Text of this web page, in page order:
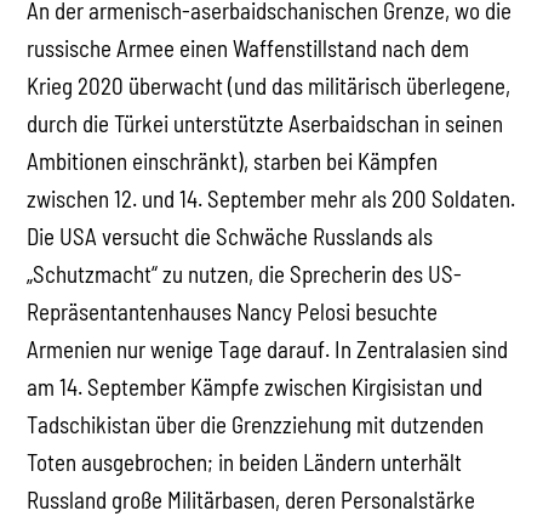
An der armenisch-aserbaidschanischen Grenze, wo die
russische Armee einen Waffenstillstand nach dem
Krieg 2020 überwacht (und das militärisch überlegene,
durch die Türkei unterstützte Aserbaidschan in seinen
Ambitionen einschränkt), starben bei Kämpfen
zwischen 12. und 14. September mehr als 200 Soldaten.
Die USA versucht die Schwäche Russlands als
„Schutzmacht“ zu nutzen, die Sprecherin des US-
Repräsentantenhauses Nancy Pelosi besuchte
Armenien nur wenige Tage darauf. In Zentralasien sind
am 14. September Kämpfe zwischen Kirgisistan und
Tadschikistan über die Grenzziehung mit dutzenden
Toten ausgebrochen; in beiden Ländern unterhält
Russland große Militärbasen, deren Personalstärke